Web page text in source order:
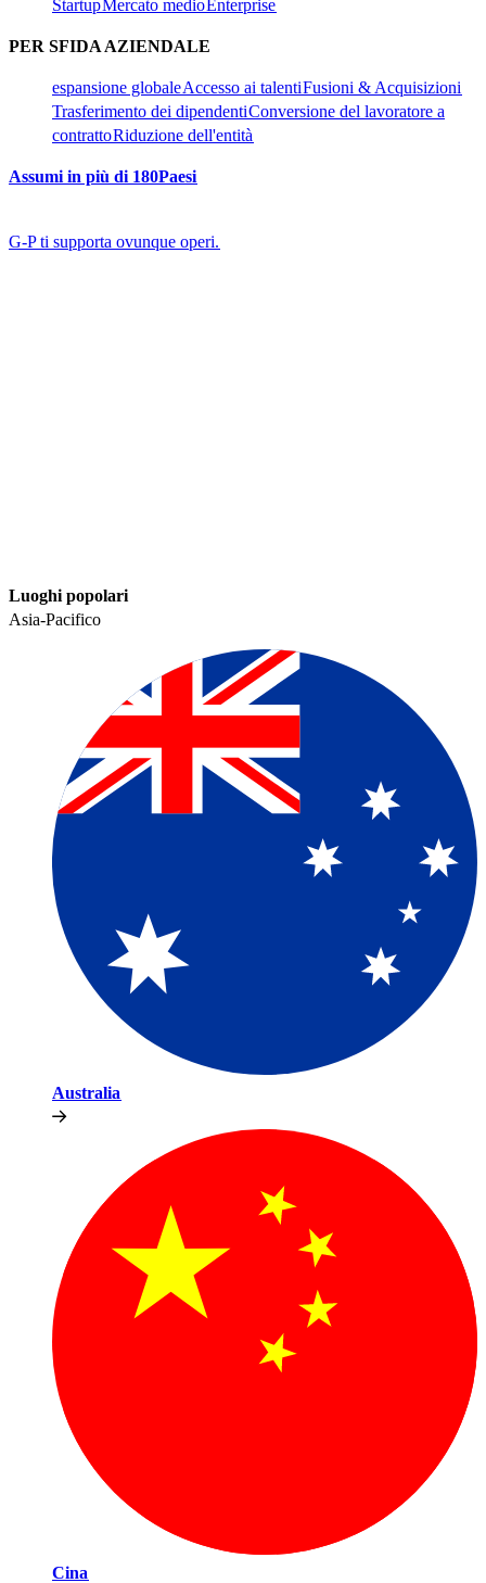
Startup​​Mercato medio​​ Enterprise​​
PER SFIDA AZIENDALE​​
espansione globale​​Accesso ai talenti​​Fusioni & Acquisizioni​​
Trasferimento dei dipendenti​​Conversione del lavoratore a
contratto​​Riduzione dell'entità​​
Assumi in più di 180Paesi​​
G-P ti supporta ovunque operi.​​
Luoghi popolari​​
Asia-Pacifico​​
Australia​​
Cina​​